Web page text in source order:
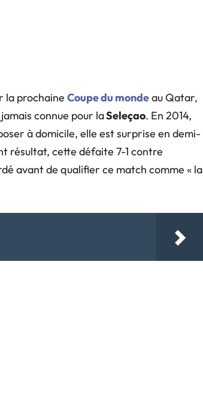
la prochaine Coupe du mondeau Qatar,
connue pour laSeleçao. En 2014,
à domicile, elle est surprise en demi-
résultat, cette défaite 7-1 contre
avant de qualifier ce match comme « la